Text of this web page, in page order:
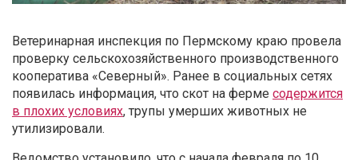
Ветеринарная инспекция по Пермскому краю провела
проверку сельскохозяйственного производственного
кооператива «Северный». Ранее в социальных сетях
появилась информация, что скот на ферме содержится
в плохих условиях, трупы умерших животных не
утилизировали.